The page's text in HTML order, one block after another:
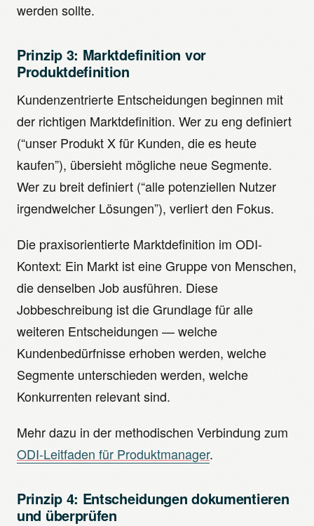
werden sollte.
Prinzip 3: Marktdefinition vor
Produktdefinition
Kundenzentrierte Entscheidungen beginnen mit
der richtigen Marktdefinition. Wer zu eng definiert
(“unser Produkt X für Kunden, die es heute
kaufen”), übersieht mögliche neue Segmente.
Wer zu breit definiert (“alle potenziellen Nutzer
irgendwelcher Lösungen”), verliert den Fokus.
Die praxisorientierte Marktdefinition im ODI-
Kontext: Ein Markt ist eine Gruppe von Menschen,
die denselben Job ausführen. Diese
Jobbeschreibung ist die Grundlage für alle
weiteren Entscheidungen — welche
Kundenbedürfnisse erhoben werden, welche
Segmente unterschieden werden, welche
Konkurrenten relevant sind.
Mehr dazu in der methodischen Verbindung zum
ODI-Leitfaden für Produktmanager.
Prinzip 4: Entscheidungen dokumentieren
und überprüfen